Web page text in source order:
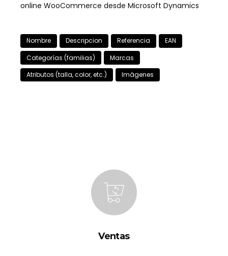
online WooCommerce desde Microsoft Dynamics
Nombre Descripcion Referencia
EAN
Categorías (familias)
Marcas
Atributos (talla, color, etc.)
Imágenes
Ventas